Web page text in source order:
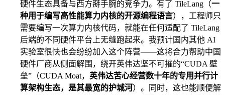
硬件生态具备与西方掰手腕的竞争力。有了 TileLang（一
种用于编写高性能算力内核的开源编程语言），工程师只
需要编写一次算力内核代码，就能在任何适配了 TileLang
后端的不同硬件平台上无缝跑起来。我预计国内其他 AI
实验室很快也会纷纷加入这个阵营——这将合力帮助中国
硬件厂商从侧面解围，绕开英伟达坚不可摧的“CUDA 壁
垒”（CUDA Moat， 英伟达苦心经营数十年的专用并行计
算架构生态，是其最宽的护城河）。同时，这也能顺便解